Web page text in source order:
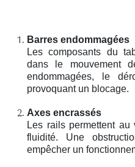
Barres endommagées
Les composants du
dans le mouvement
endommagées, le
provoquant un blocage.
Axes encrassés
Les rails permettent
fluidité. Une
empêcher un